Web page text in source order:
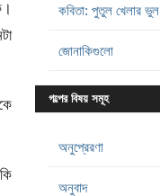
কবিতা: পুতুল খেলার ভুল
জোনাকিগুলো
গল্পের বিষয় সমূহ
অনুপ্রেরণা
অনুবাদ